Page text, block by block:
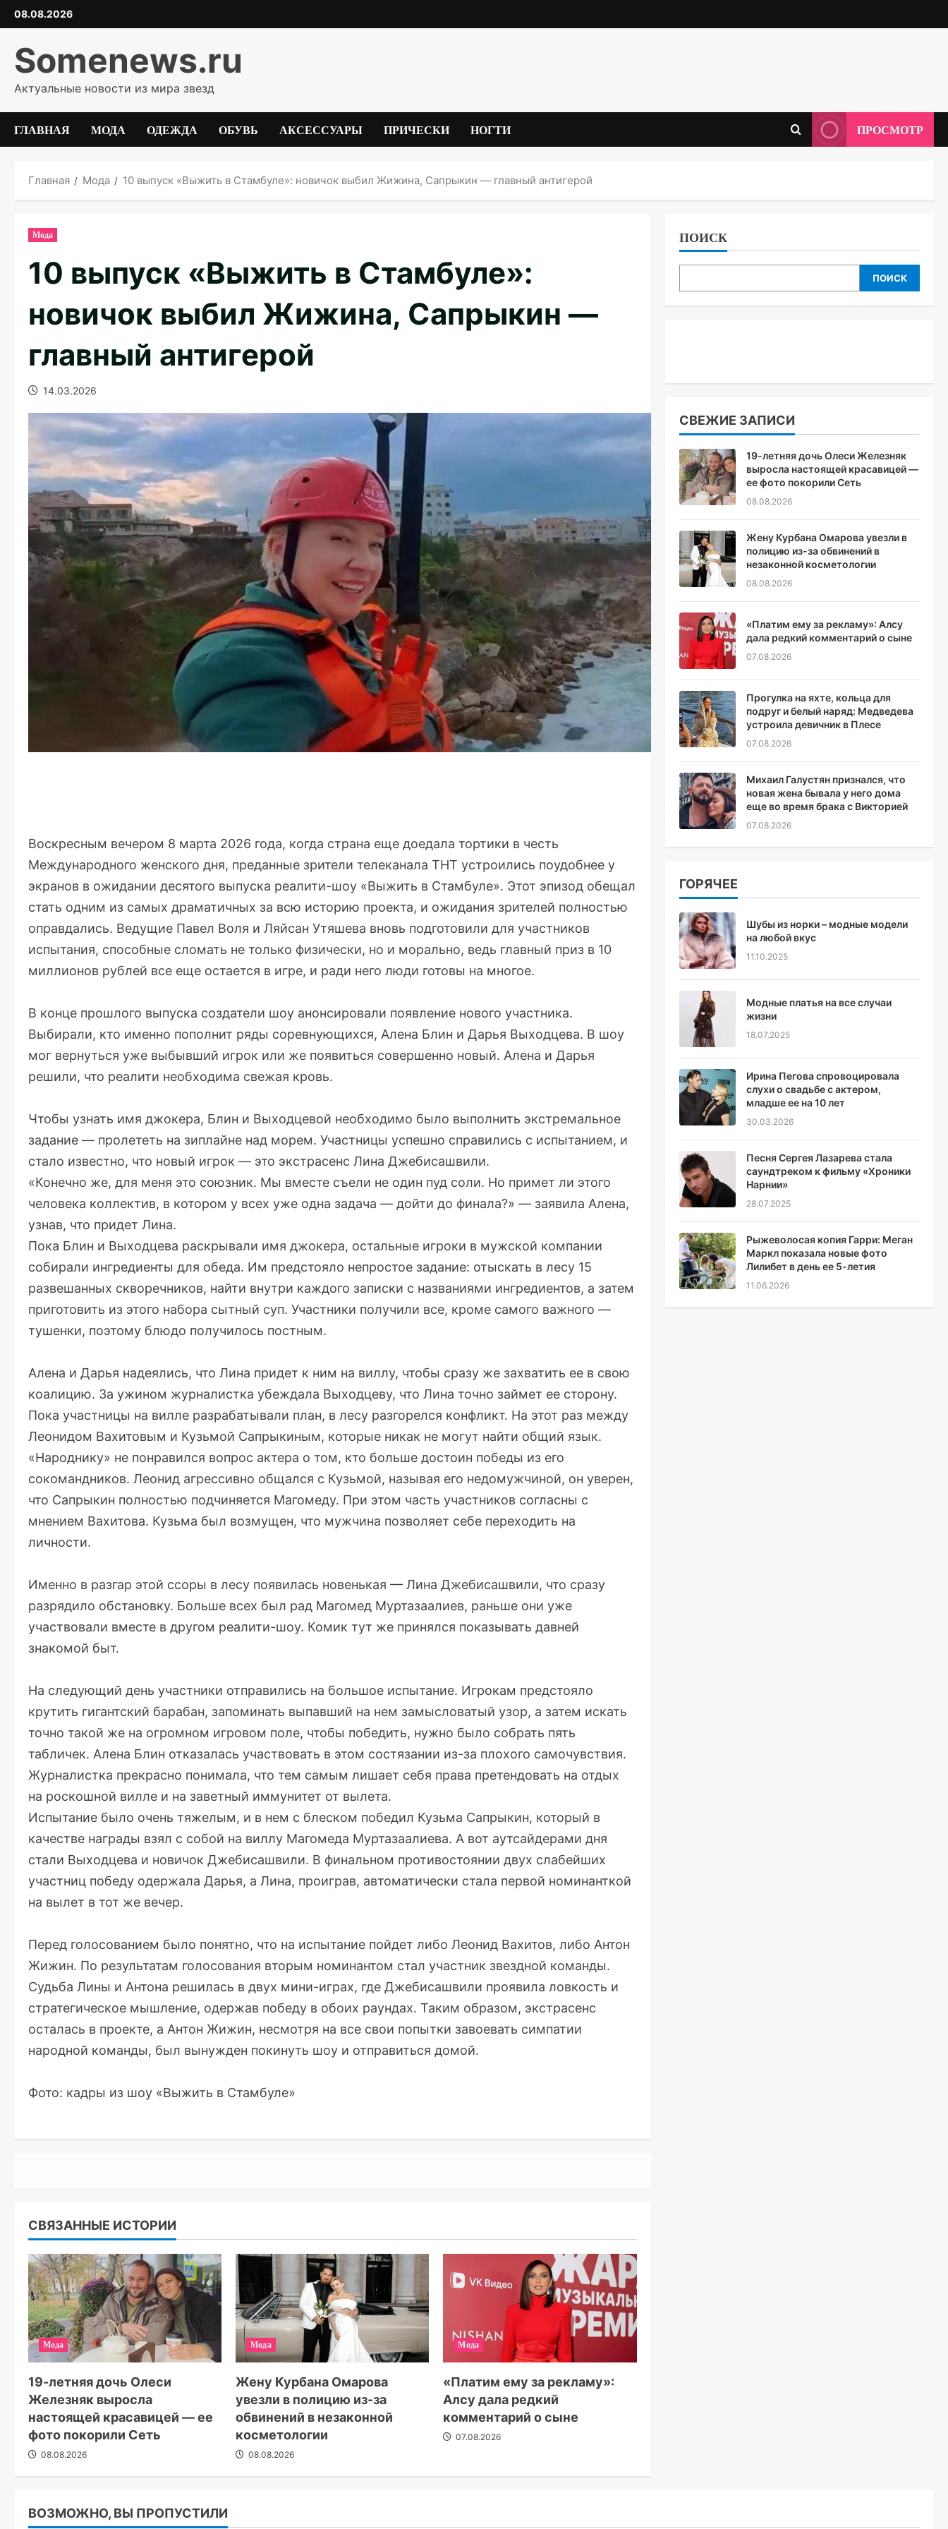
Перейти
к
содержимому
08.08.2026
Somenews.ru
Актуальные новости из мира звезд
ГЛАВНАЯ МОДА ОДЕЖДА ОБУВЬ АКСЕССУАРЫ ПРИЧЕСКИ НОГТИ ПРОСМОТР
Главная Мода 10 выпуск «Выжить в Стамбуле»: новичок выбил Жижина, Сапрыкин — главный антигерой
Мода
10 выпуск «Выжить в Стамбуле»:
новичок выбил Жижина, Сапрыкин —
главный антигерой
14.03.2026
Воскресным вечером 8 марта 2026 года, когда страна еще доедала тортики в честь
Международного женского дня, преданные зрители телеканала ТНТ устроились поудобнее у
экранов в ожидании десятого выпуска реалити-шоу «Выжить в Стамбуле». Этот эпизод обещал
стать одним из самых драматичных за всю историю проекта, и ожидания зрителей полностью
оправдались. Ведущие Павел Воля и Ляйсан Утяшева вновь подготовили для участников
испытания, способные сломать не только физически, но и морально, ведь главный приз в 10
миллионов рублей все еще остается в игре, и ради него люди готовы на многое.
В конце прошлого выпуска создатели шоу анонсировали появление нового участника.
Выбирали, кто именно пополнит ряды соревнующихся, Алена Блин и Дарья Выходцева. В шоу
мог вернуться уже выбывший игрок или же появиться совершенно новый. Алена и Дарья
решили, что реалити необходима свежая кровь.
Чтобы узнать имя джокера, Блин и Выходцевой необходимо было выполнить экстремальное
задание — пролететь на зиплайне над морем. Участницы успешно справились с испытанием, и
стало известно, что новый игрок — это экстрасенс Лина Джебисашвили.
«Конечно же, для меня это союзник. Мы вместе съели не один пуд соли. Но примет ли этого
человека коллектив, в котором у всех уже одна задача — дойти до финала?» — заявила Алена,
узнав, что придет Лина.
Пока Блин и Выходцева раскрывали имя джокера, остальные игроки в мужской компании
собирали ингредиенты для обеда. Им предстояло непростое задание: отыскать в лесу 15
развешанных скворечников, найти внутри каждого записки с названиями ингредиентов, а затем
приготовить из этого набора сытный суп. Участники получили все, кроме самого важного —
тушенки, поэтому блюдо получилось постным.
Алена и Дарья надеялись, что Лина придет к ним на виллу, чтобы сразу же захватить ее в свою
коалицию. За ужином журналистка убеждала Выходцеву, что Лина точно займет ее сторону.
Пока участницы на вилле разрабатывали план, в лесу разгорелся конфликт. На этот раз между
Леонидом Вахитовым и Кузьмой Сапрыкиным, которые никак не могут найти общий язык.
«Народнику» не понравился вопрос актера о том, кто больше достоин победы из его
сокомандников. Леонид агрессивно общался с Кузьмой, называя его недомужчиной, он уверен,
что Сапрыкин полностью подчиняется Магомеду. При этом часть участников согласны с
мнением Вахитова. Кузьма был возмущен, что мужчина позволяет себе переходить на
личности.
Именно в разгар этой ссоры в лесу появилась новенькая — Лина Джебисашвили, что сразу
разрядило обстановку. Больше всех был рад Магомед Муртазаалиев, раньше они уже
участвовали вместе в другом реалити-шоу. Комик тут же принялся показывать давней
знакомой быт.
На следующий день участники отправились на большое испытание. Игрокам предстояло
крутить гигантский барабан, запоминать выпавший на нем замысловатый узор, а затем искать
точно такой же на огромном игровом поле, чтобы победить, нужно было собрать пять
табличек. Алена Блин отказалась участвовать в этом состязании из-за плохого самочувствия.
Журналистка прекрасно понимала, что тем самым лишает себя права претендовать на отдых
на роскошной вилле и на заветный иммунитет от вылета.
Испытание было очень тяжелым, и в нем с блеском победил Кузьма Сапрыкин, который в
качестве награды взял с собой на виллу Магомеда Муртазаалиева. А вот аутсайдерами дня
стали Выходцева и новичок Джебисашвили. В финальном противостоянии двух слабейших
участниц победу одержала Дарья, а Лина, проиграв, автоматически стала первой номинанткой
на вылет в тот же вечер.
Перед голосованием было понятно, что на испытание пойдет либо Леонид Вахитов, либо Антон
Жижин. По результатам голосования вторым номинантом стал участник звездной команды.
Судьба Лины и Антона решилась в двух мини-играх, где Джебисашвили проявила ловкость и
стратегическое мышление, одержав победу в обоих раундах. Таким образом, экстрасенс
осталась в проекте, а Антон Жижин, несмотря на все свои попытки завоевать симпатии
народной команды, был вынужден покинуть шоу и отправиться домой.
Фото: кадры из шоу «Выжить в Стамбуле»
СВЯЗАННЫЕ ИСТОРИИ
Мода
19-летняя дочь Олеси
Железняк выросла
настоящей красавицей — ее
фото покорили Сеть
08.08.2026
Мода
Жену Курбана Омарова
увезли в полицию из-за
обвинений в незаконной
косметологии
08.08.2026
Мода
«Платим ему за рекламу»:
Алсу дала редкий
комментарий о сыне
07.08.2026
ПОИСК
ПОИСК
СВЕЖИЕ ЗАПИСИ
19-летняя дочь Олеси Железняк
выросла настоящей красавицей —
ее фото покорили Сеть
08.08.2026
Жену Курбана Омарова увезли в
полицию из-за обвинений в
незаконной косметологии
08.08.2026
«Платим ему за рекламу»: Алсу
дала редкий комментарий о сыне
07.08.2026
Прогулка на яхте, кольца для
подруг и белый наряд: Медведева
устроила девичник в Плесе
07.08.2026
Михаил Галустян признался, что
новая жена бывала у него дома
еще во время брака с Викторией
07.08.2026
ГОРЯЧЕЕ
Шубы из норки – модные модели
на любой вкус
11.10.2025
Модные платья на все случаи
жизни
18.07.2025
Ирина Пегова спровоцировала
слухи о свадьбе с актером,
младше ее на 10 лет
30.03.2026
Песня Сергея Лазарева стала
саундтреком к фильму «Хроники
Нарнии»
28.07.2025
Рыжеволосая копия Гарри: Меган
Маркл показала новые фото
Лилибет в день ее 5-летия
11.06.2026
ВОЗМОЖНО, ВЫ ПРОПУСТИЛИ